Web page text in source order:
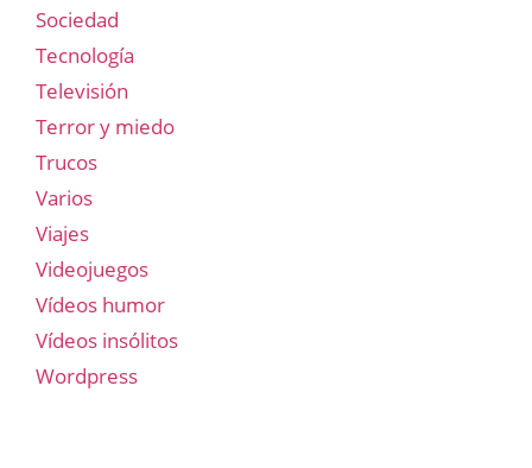
Sociedad
Tecnología
Televisión
Terror y miedo
Trucos
Varios
Viajes
Videojuegos
Vídeos humor
Vídeos insólitos
Wordpress